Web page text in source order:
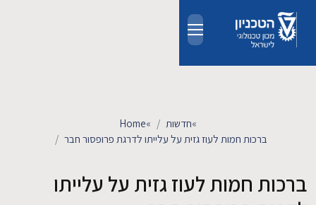
מחקר
Home» חדשות»
ברכות חמות לעוז גזית על עלייתו לדרגת פרופסור חבר
ברכות חמות לעוז גזית על עלייתו